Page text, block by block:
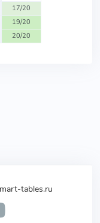
17/20
19/20
20/20
tables.ru